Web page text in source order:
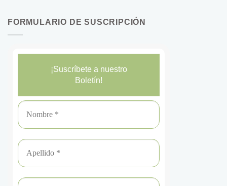
FORMULARIO DE SUSCRIPCIÓN
¡Suscríbete a nuestro
Boletín!